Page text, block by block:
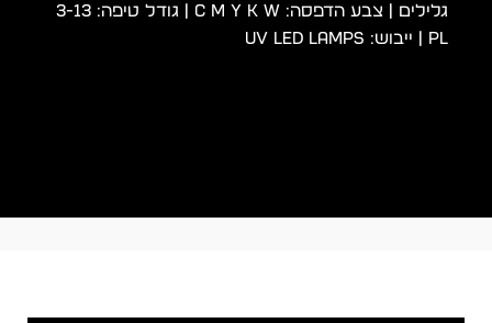
גלילים | צבע הדפסה: C M Y K W | גודל טיפה: 3-13
PL
| ייבוש: UV LED lamps